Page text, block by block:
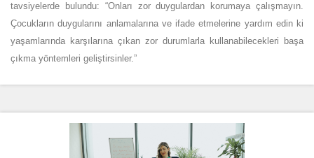
tavsiyelerde bulundu: “Onları zor duygulardan korumaya çalışmayın.
Çocukların duygularını anlamalarına ve ifade etmelerine yardım edin ki
yaşamlarında karşılarına çıkan zor durumlarla kullanabilecekleri başa
çıkma yöntemleri geliştirsinler.”